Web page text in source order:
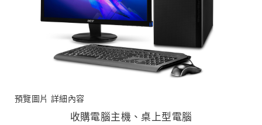
預覽圖片 詳細內容
收購電腦主機、桌上型電腦